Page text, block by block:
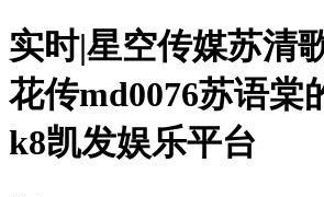
实时|星空传媒苏清
花传md0076苏语棠
k8凯发娱乐平台